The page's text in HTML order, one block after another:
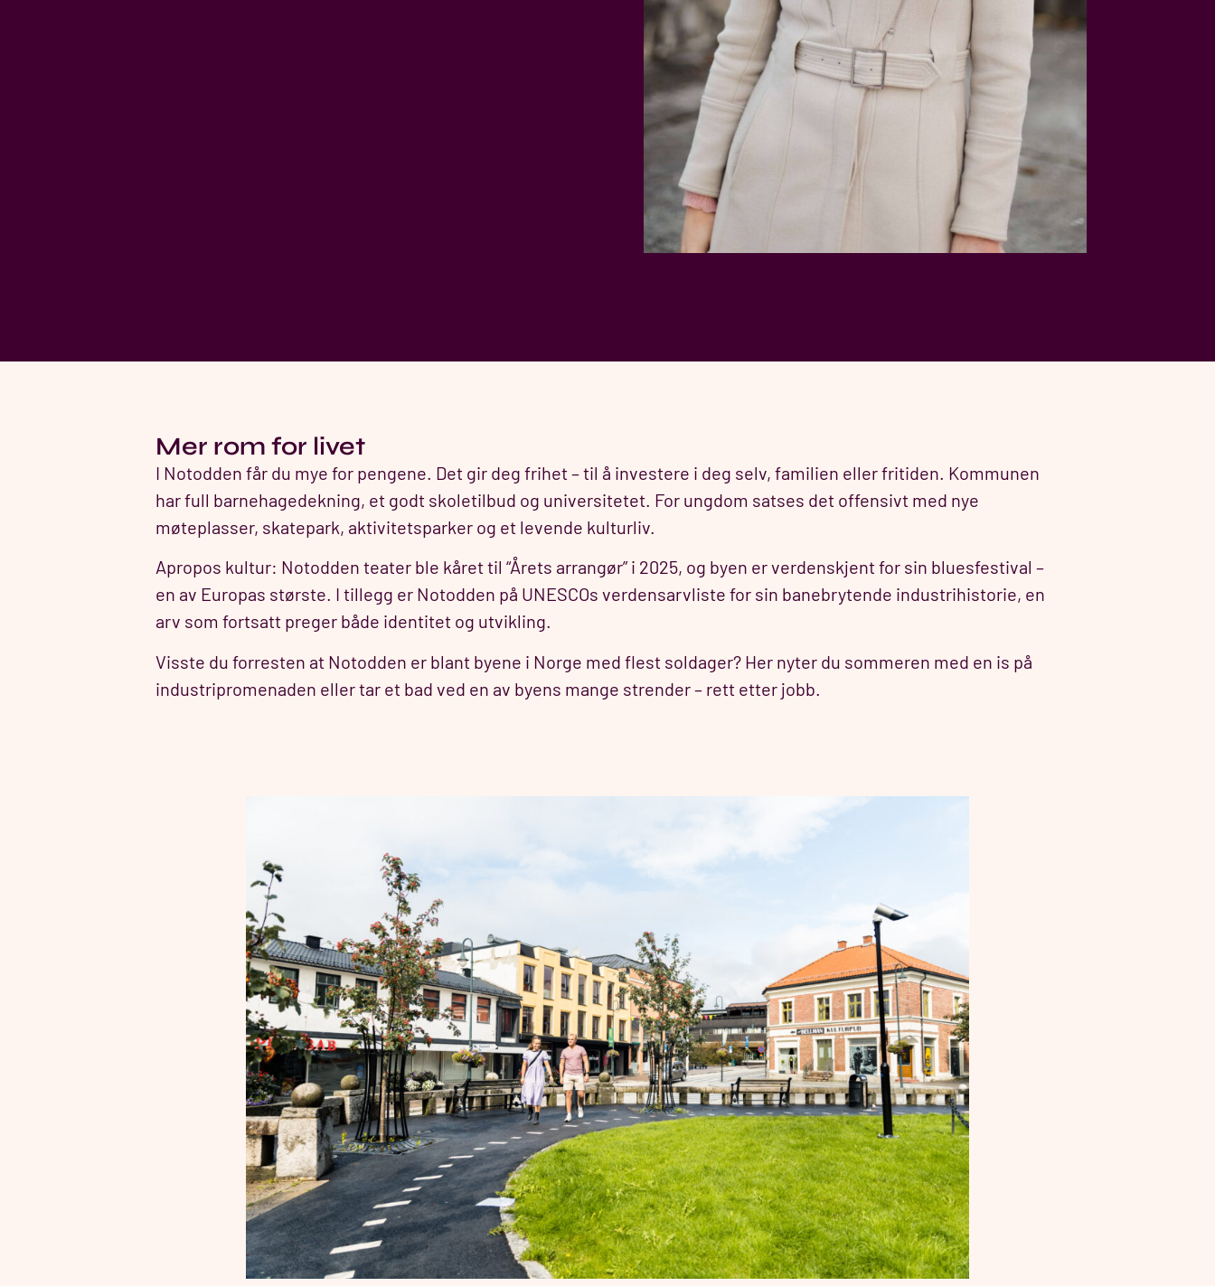
Mer rom for livet
I Notodden får du mye for pengene. Det gir deg frihet – til å investere i deg selv, familien eller fritiden. Kommunen
har full barnehagedekning, et godt skoletilbud og universitetet. For ungdom satses det offensivt med nye
møteplasser, skatepark, aktivitetsparker og et levende kulturliv.
Apropos kultur: Notodden teater ble kåret til “Årets arrangør” i 2025, og byen er verdenskjent for sin bluesfestival –
en av Europas største. I tillegg er Notodden på UNESCOs verdensarvliste for sin banebrytende industrihistorie, en
arv som fortsatt preger både identitet og utvikling.
Visste du forresten at Notodden er blant byene i Norge med flest soldager? Her nyter du sommeren med en is på
industripromenaden eller tar et bad ved en av byens mange strender – rett etter jobb.